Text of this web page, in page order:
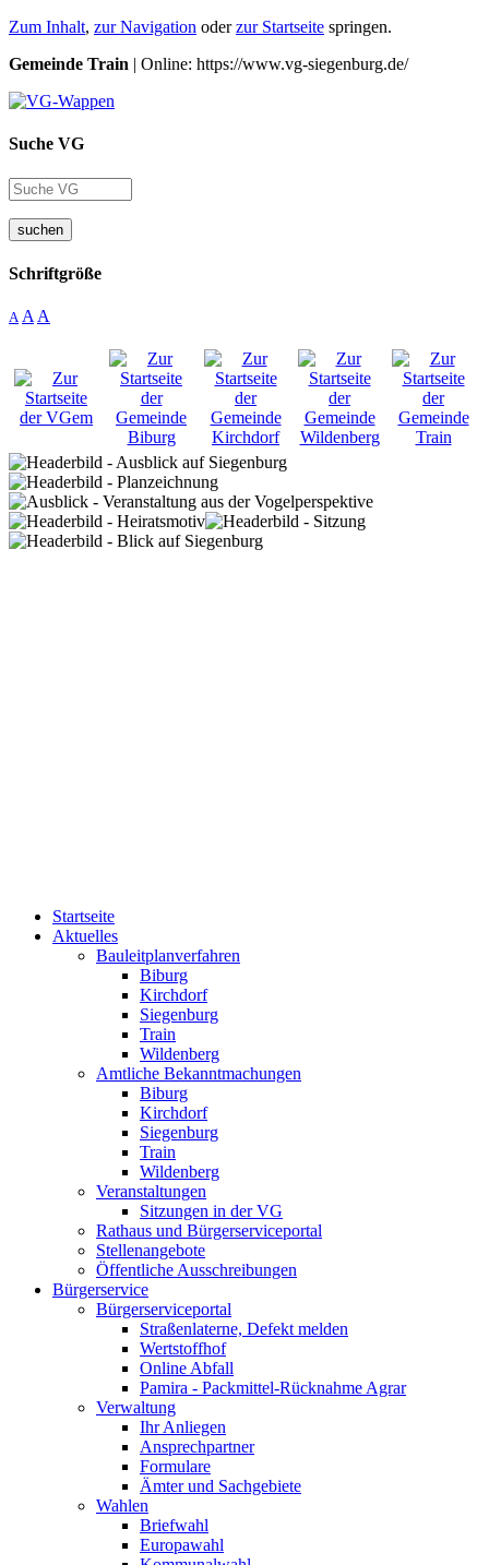
Zum Inhalt, zur Navigation oderzur Startseite springen.
Gemeinde Train | Online: https://www.vg-siegenburg.de/
Suche VG
suchen
Schriftgröße
A A A
Startseite
Aktuelles
Bauleitplanverfahren
Biburg
Kirchdorf
Siegenburg
Train
Wildenberg
Amtliche Bekanntmachungen
Biburg
Kirchdorf
Siegenburg
Train
Wildenberg
Veranstaltungen
Sitzungen in der VG
Rathaus und Bürgerserviceportal
Stellenangebote
Öffentliche Ausschreibungen
Bürgerservice
Bürgerserviceportal
Straßenlaterne, Defekt melden
Wertstoffhof
Online Abfall
Pamira - Packmittel-Rücknahme Agrar
Verwaltung
Ihr Anliegen
Ansprechpartner
Formulare
Ämter und Sachgebiete
Wahlen
Briefwahl
Europawahl